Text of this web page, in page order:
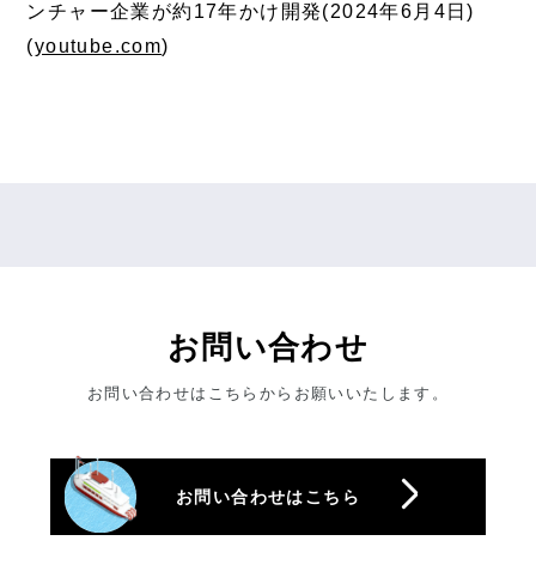
ンチャー企業が約17年かけ開発(2024年6月4日)
(youtube.com)
お問い合わせ
お問い合わせはこちらからお願いいたします。
お問い合わせはこちら